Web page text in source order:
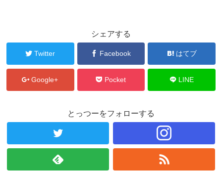
シェアする
Twitter Facebook はてブ
Google+ Pocket LINE
とっつーをフォローする